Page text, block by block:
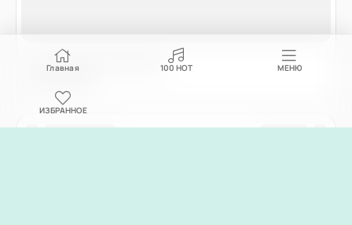
Главная 100 НОТ МЕНЮ
ИЗБРАННОЕ